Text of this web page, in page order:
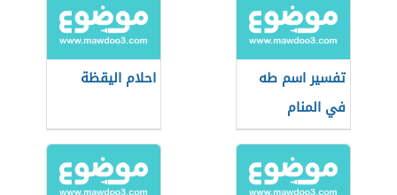
تفسير اسم طه
في المنام
احلام اليقظة